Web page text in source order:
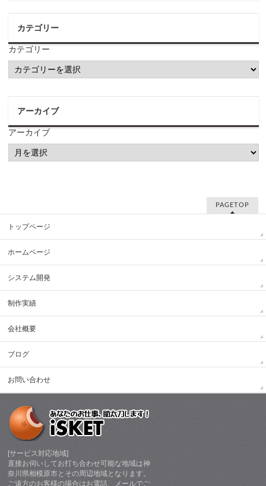
カテゴリー
カテゴリー
アーカイブ
アーカイブ
PAGETOP
トップページ
ホームページ
システム開発
制作実績
会社概要
ブログ
お問い合わせ
[サービス対応地域]
直接お伺いしてお打ち合わせ可能な地域は神
奈川県相模原市とその周辺地域となります。
ご遠方のお客様の場合はお電話、メールでご